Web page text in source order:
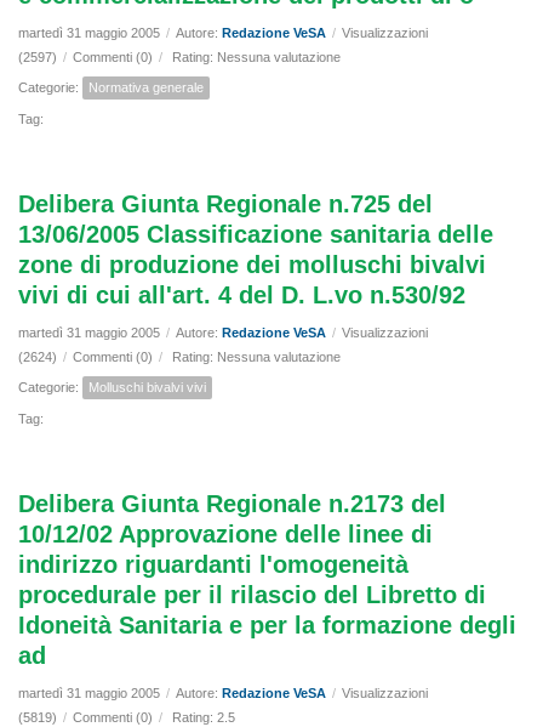
martedì 31 maggio 2005 / Autore: Redazione VeSA / Visualizzazioni
(2597) / Commenti (0) / Rating: Nessuna valutazione
Categorie: Normativa generale
Tag:
Delibera Giunta Regionale n.725 del
13/06/2005 Classificazione sanitaria delle
zone di produzione dei molluschi bivalvi
vivi di cui all'art. 4 del D. L.vo n.530/92
martedì 31 maggio 2005 / Autore: Redazione VeSA / Visualizzazioni
(2624) / Commenti (0) / Rating: Nessuna valutazione
Categorie: Molluschi bivalvi vivi
Tag:
Delibera Giunta Regionale n.2173 del
10/12/02 Approvazione delle linee di
indirizzo riguardanti l'omogeneità
procedurale per il rilascio del Libretto di
Idoneità Sanitaria e per la formazione degli
ad
martedì 31 maggio 2005 / Autore: Redazione VeSA / Visualizzazioni
(5819) / Commenti (0) / Rating: 2.5